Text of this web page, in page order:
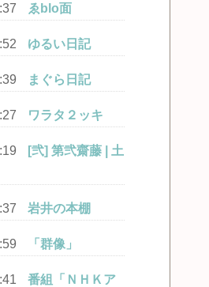
ゑblo面
ゆるい日記
まぐら日記
ワラタ２ッキ
[弐] 第弐齋藤 | 土
岩井の本棚
「群像」
番組「ＮＨＫア